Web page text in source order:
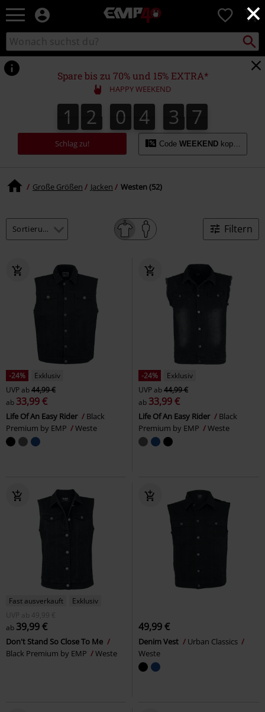
×
EMP
Merchandise
-
Shop
Rock
&
Entertainment
0
Katalog
durchsuchen
suchen
Spare bis zu 70% und 15% EXTRA*
HAPPY WEEKEND
1
1 2
2 0
0 4
4 3
3
3
3 5
6
5
7
6
Schlag zu! Code WEEKEND kopieren
Große Größen Jacken Westen (52)
Filtern
-24%
Exklusiv
UVPab44,99 €
ab 33,99 €
Life Of An Easy Rider
Black
Premium by EMP
Weste
-24%
Exklusiv
UVPab44,99 €
ab 33,99 €
Life Of An Easy Rider
Black
Premium by EMP
Weste
Fast ausverkauft
Exklusiv
UVP
ab
49,99 €
ab 39,99 €
Don't Stand So Close To Me
Black Premium by EMP
Weste
49,99 €
Denim Vest
Urban Classics
Weste